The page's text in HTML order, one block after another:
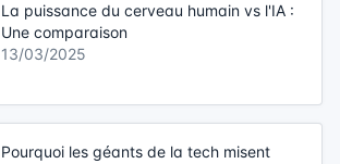
La puissance du cerveau humain vs l'IA :
Une comparaison
13/03/2025
Pourquoi les géants de la tech misent